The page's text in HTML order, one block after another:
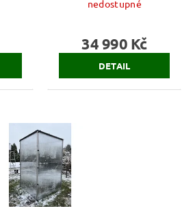
nedostupné
34 990 Kč
DETAIL